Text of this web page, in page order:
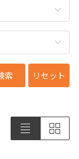
索 リセット